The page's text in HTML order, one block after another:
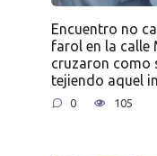
Encuentro no
farol en la calle
cruzaron como
tejiendo aquel
0 105